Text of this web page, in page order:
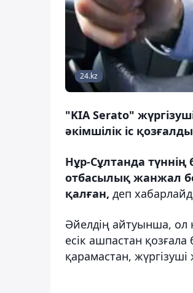
24.kz
"KIA Serato"
әкімшілік іс
Нұр-Сұлтанда
отбасылық жанжал
қалған, деп
Әйелдің айтуынша, ол
есік ашпастан
қарамастан,